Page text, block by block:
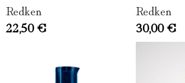
Redken
22,50€
Redken
30,00€